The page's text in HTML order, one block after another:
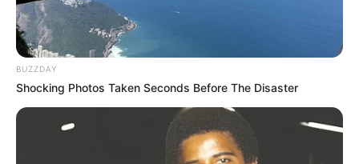
BUZZDAY
Shocking Photos Taken Seconds Before The Disaster